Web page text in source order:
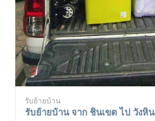
รับย้ายบ้าน
รับย้ายบ้าน จาก ชินเขต ไป วังหิน